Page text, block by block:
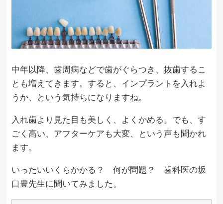
中年以降、歯周病などで歯がぐらつき、抜歯するこ
とも増えてきます。すると、インプラントを入れよ
うか、という気持ちになりますね。
入れ歯より見た目も美しく、よくかめる。でも、す
ごく高い、アフターケアも大変、という声も聞かれ
ます。
いったいいくらかかる？ 何が問題？ 歯科医の坂
口豊先生に聞いてみました。